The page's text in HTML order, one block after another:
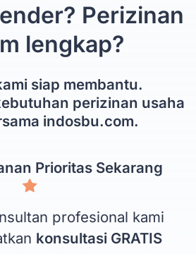
Perizinan
lengkap?
siap membantu.
perizinan usaha
indosbu.com.
Prioritas Sekarang
profesional kami
konsultasi GRATIS